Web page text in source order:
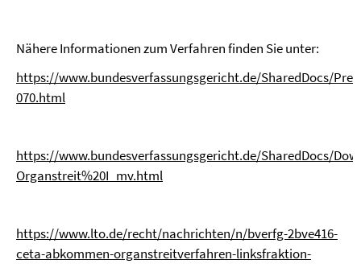
Nähere Informationen zum Verfahren finden Sie unter:
https://www.bundesverfassungsgericht.de/SharedDocs/
070.html
https://www.bundesverfassungsgericht.de/SharedDocs/
Organstreit%20I_mv.html
https://www.lto.de/recht/nachrichten/n/bverfg-2bve416-
ceta-abkommen-organstreitverfahren-linksfraktion-